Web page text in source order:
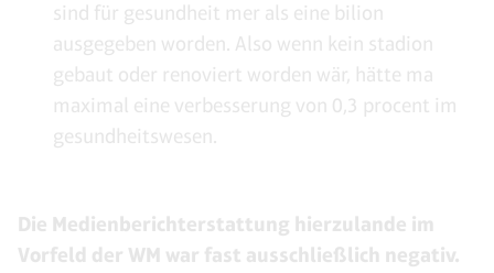
sind für gesundheit mer als eine bilion
ausgegeben worden. Also wenn kein stadion
gebaut oder renoviert worden wär, hätte ma
maximal eine verbesserung von 0,3 procent im
gesundheitswesen.
Die Medienberichterstattung hierzulande im
Vorfeld der WM war fast ausschließlich negativ.